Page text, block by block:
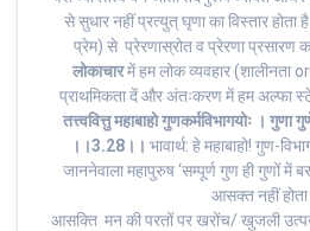
से सुधार नहीं प्रत्युत् घृणा का विस्तार होता
प्रेम) से प्रेरणास्रोत व प्रेरणा प्रसारण
लोकाचारमें हम लोक व्यवहार (शालीनता
प्राथमिकता दें और अंतःकरण में हम अल्फा
तत्त्ववित्तु महाबाहो गुणकर्मविभागयोः ।
।।3.28।। भावार्थ: हे महाबाहो! गुण-
जाननेवाला महापुरुष ‘सम्पूर्ण गुण ही गुणों में
आसक्त नहीं होता
आसक्ति मन की परतों पर खरोंच/ खुजली